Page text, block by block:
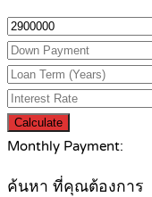
Calculate
Monthly Payment:
ค้นหา ที่คุณต้องการ